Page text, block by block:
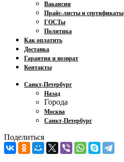
Вакансии
Прайс-листы и сертификаты
ГОСТы
Политика
Как оплатить
Доставка
Гарантия и возврат
Контакты
Санкт-Петербург
Назад
Города
Москва
Санкт-Петербург
Поделиться